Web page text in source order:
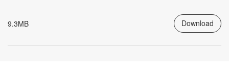
9.3MB Download